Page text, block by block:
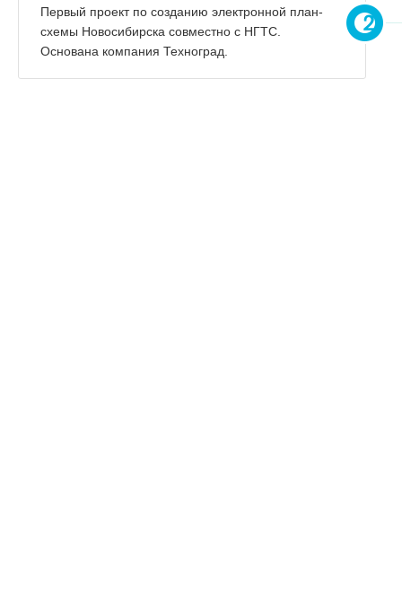
Первый проект по созданию электронной план-
схемы Новосибирска совместно с НГТС.
Основана компания Техноград.